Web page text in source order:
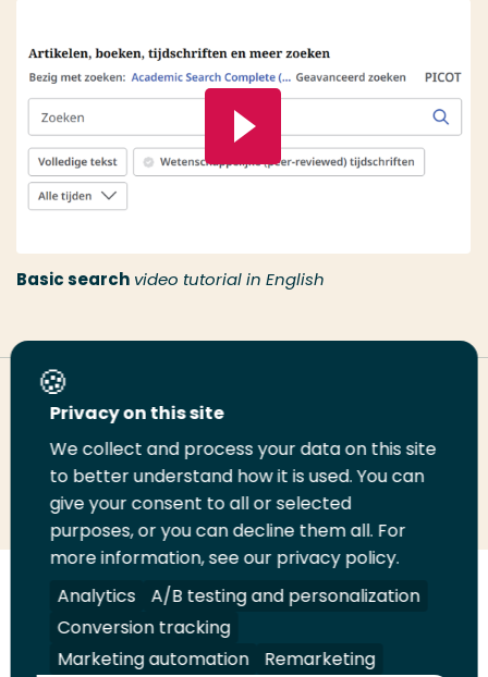
Basic search video tutorial in English
Deel deze pagina
Deel
LinkedIn
Deel
op
Twitter
Deel
op
Facebook
Email
deze
pagina
Print
deze
pagina
Volg
ons
op
Volg
ons
op
Volg
ons
op
Volg
ons
op
Juridisch Security A-Z Index
Contact
Privacy on this site
We collect and process your data on this site
to better understand how it is used. You can
give your consent to all or selected
purposes, or you can decline them all. For
more information, see our privacy policy.
Analytics
A/B testing and personalization
Conversion tracking
Marketing automation
Remarketing